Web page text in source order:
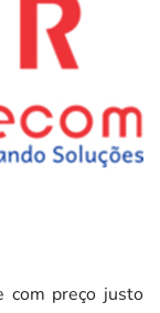
com preço justo